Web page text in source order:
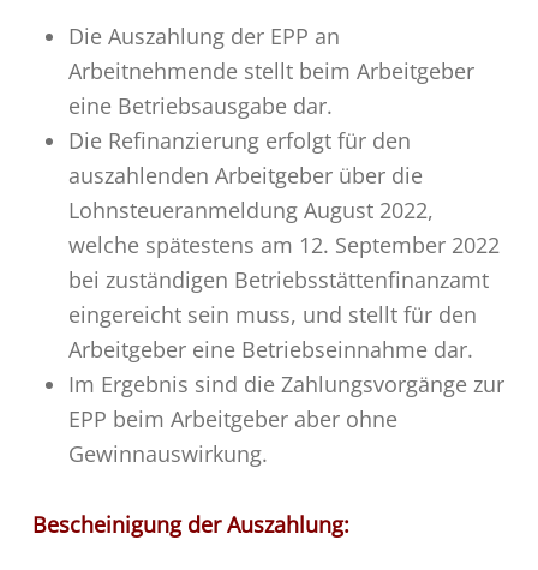
Die Auszahlung der EPP an
Arbeitnehmende stellt beim Arbeitgeber
eine Betriebsausgabe dar.
Die Refinanzierung erfolgt für den
auszahlenden Arbeitgeber über die
Lohnsteueranmeldung August 2022,
welche spätestens am 12. September 2022
bei zuständigen Betriebsstättenfinanzamt
eingereicht sein muss, und stellt für den
Arbeitgeber eine Betriebseinnahme dar.
Im Ergebnis sind die Zahlungsvorgänge zur
EPP beim Arbeitgeber aber ohne
Gewinnauswirkung.
Bescheinigung der Auszahlung: